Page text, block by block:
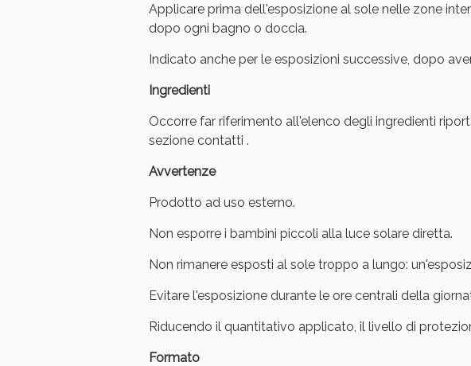
Applicare prima dell'esposizione al sole nelle zone
dopo ogni bagno o doccia.
Indicato anche per le esposizioni successive, dopo
Ingredienti
Occorre far riferimento all'elenco degli ingredienti
sezione contatti .
Avvertenze
Prodotto ad uso esterno.
Non esporre i bambini piccoli alla luce solare diretta.
Non rimanere esposti al sole troppo a lungo:
Evitare l'esposizione durante le ore centrali della
Riducendo il quantitativo applicato, il livello di
Formato
Vie Urinarie e
Benessere